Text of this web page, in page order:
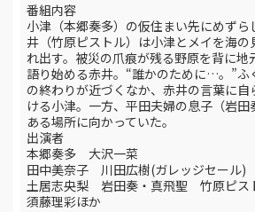
番組内容
小津（本郷奏多）の仮住まい先にめず
井（竹原ピストル）は小津とメイを海の
れ出す。被災の爪痕が残る野原を背に地
語り始める赤井。“誰かのために…。”ふ
の終わりが近づくなか、赤井の言葉に自
ける小津。一方、平田夫婦の息子（岩田
ある場所に向かっていた。
出演者
本郷奏多 大沢一菜
田中美奈子 川田広樹(ガレッジセー
土居志央梨 岩田奏・真飛聖 竹原ピ
須藤理彩ほか